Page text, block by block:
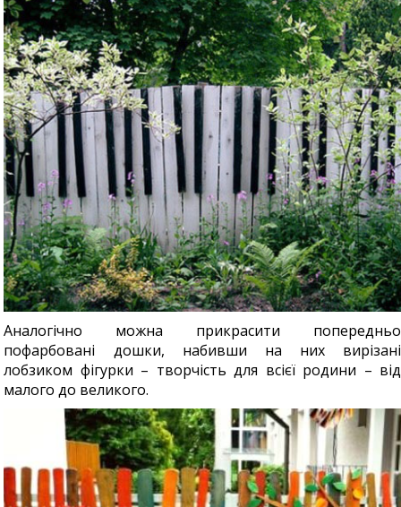
Аналогічно можна прикрасити попередньо
пофарбовані дошки, набивши на них вирізані
лобзиком фігурки – творчість для всієї родини – від
малого до великого.